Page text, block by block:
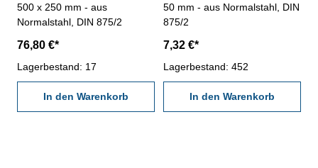
500 x 250 mm - aus
Normalstahl, DIN 875/2
76,80 €*
Lagerbestand: 17
In den Warenkorb
50 mm - aus Normalstahl, DIN
875/2
7,32 €*
Lagerbestand: 452
In den Warenkorb